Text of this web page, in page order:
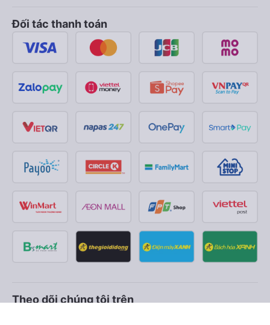
Đối tác thanh toán
Theo dõi chúng tôi trên